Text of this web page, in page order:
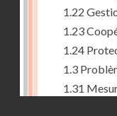
1.22
1.23
1.24
1.3
1.31